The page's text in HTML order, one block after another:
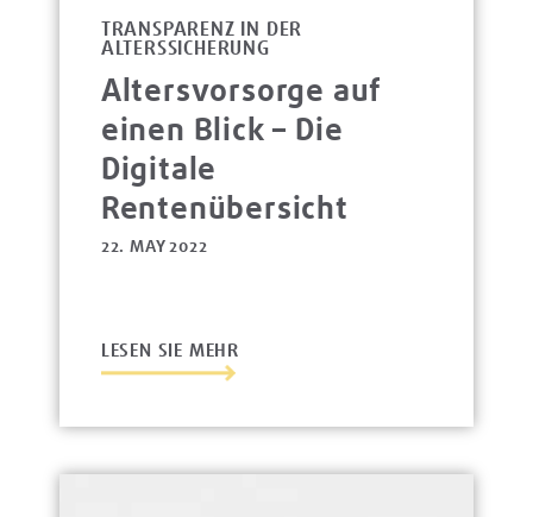
TRANSPARENZ IN DER
ALTERSSICHERUNG
Altersvorsorge auf
einen Blick – Die
Digitale
Rentenübersicht
22. MAY 2022
LESEN SIE MEHR